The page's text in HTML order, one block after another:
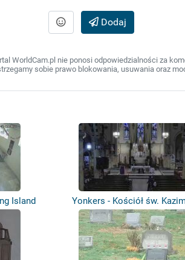
Dodaj
WorldCam.pl nie ponosi odpowiedzialności za
sobie prawo blokowania, usuwania oraz
Island Yonkers - Kościół św.